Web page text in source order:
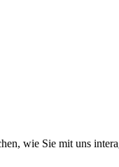
wie Sie mit uns